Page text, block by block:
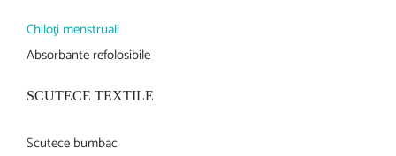
Chiloţi menstruali
Absorbante refolosibile
SCUTECE TEXTILE
Scutece bumbac